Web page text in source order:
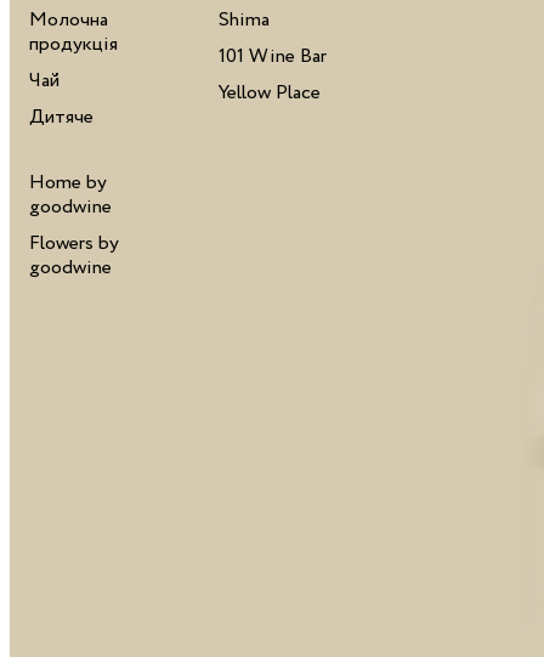
Молочна
продукція
Чай
Дитяче
Home by
goodwine
Flowers by
goodwine
Shima
101 Wine Bar
Yellow Place